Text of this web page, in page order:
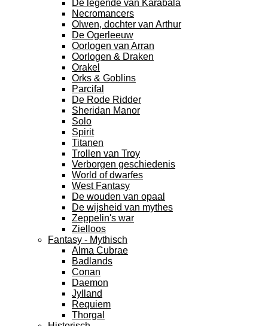
De legende van Karabala
Necromancers
Olwen, dochter van Arthur
De Ogerleeuw
Oorlogen van Arran
Oorlogen & Draken
Orakel
Orks & Goblins
Parcifal
De Rode Ridder
Sheridan Manor
Solo
Spirit
Titanen
Trollen van Troy
Verborgen geschiedenis
World of dwarfes
West Fantasy
De wouden van opaal
De wijsheid van mythes
Zeppelin's war
Zielloos
Fantasy - Mythisch
Alma Cubrae
Badlands
Conan
Daemon
Jylland
Requiem
Thorgal